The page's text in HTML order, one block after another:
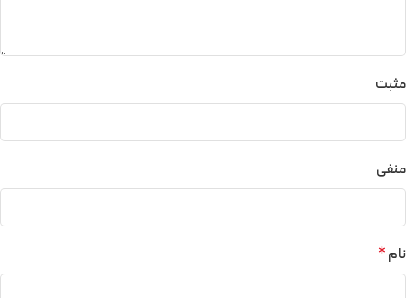
مثبت
منفی
نام*